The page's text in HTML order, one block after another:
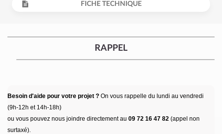
FICHE TECHNIQUE
RAPPEL
Besoin d'aide pour votre projet ? On vous rappelle du lundi au vendredi
(9h-12h et 14h-18h)
ou vous pouvez nous joindre directement au 09 72 16 47 82 (appel non
surtaxé).